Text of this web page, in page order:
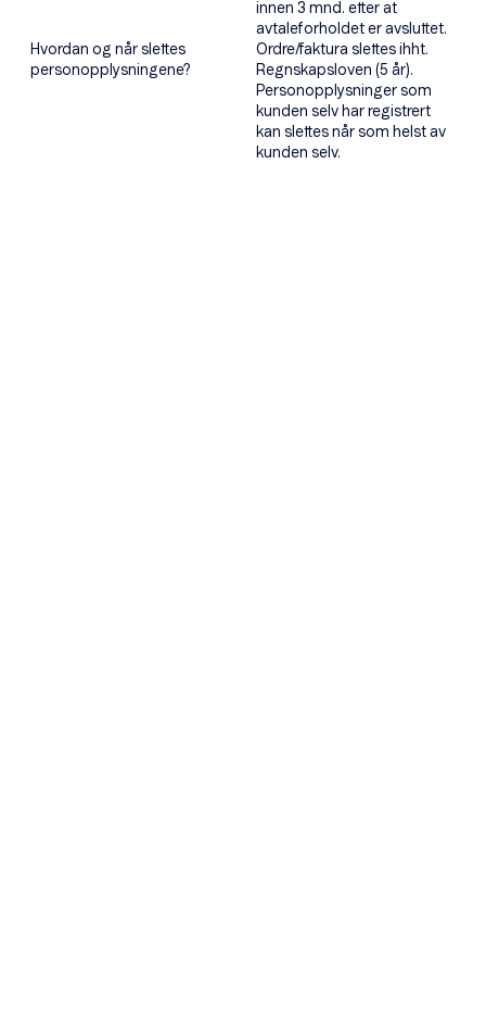
Hvordan og når slettes
personopplysningene?
innen 3 mnd. etter at
avtaleforholdet er avsluttet.
Ordre/faktura slettes ihht.
Regnskapsloven (5 år).
Personopplysninger som
kunden selv har registrert
kan slettes når som helst av
kunden selv.